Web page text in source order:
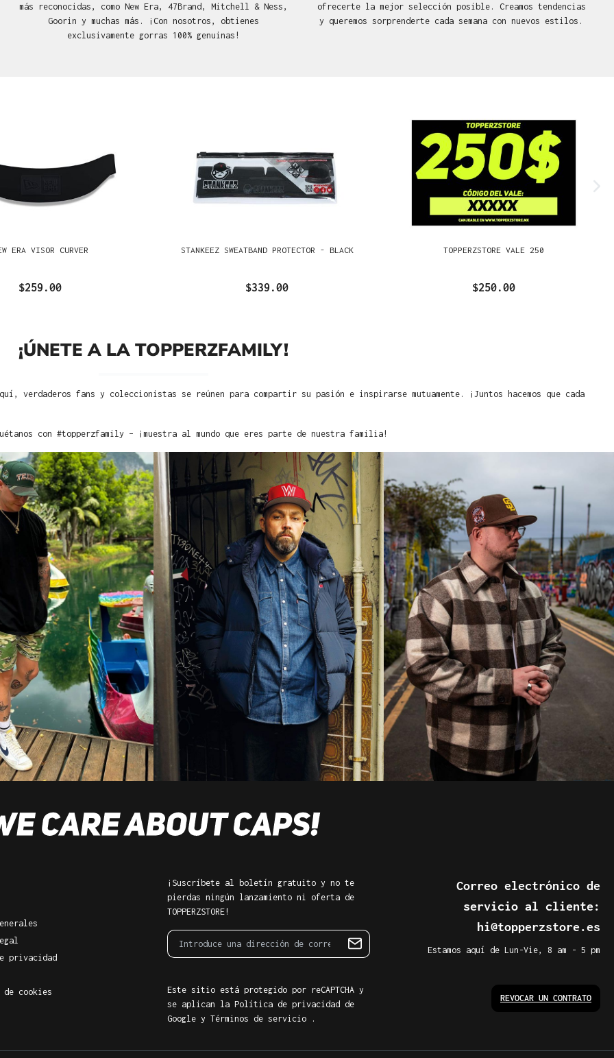
más reconocidas, como New Era, 47Brand, Mitchell & Ness,
Goorin y muchas más. ¡Con nosotros, obtienes
exclusivamente gorras 100% genuinas!
ofrecerte la mejor selección posible. Creamos tendencias
y queremos sorprenderte cada semana con nuevos estilos.
ERA VISOR CURVER
$259.00
STANKEEZ SWEATBAND PROTECTOR - BLACK
$339.00
TOPPERZSTORE VALE 250
$250.00
¡ÚNETE A LA TOPPERZFAMILY!
verdaderos fans y coleccionistas se reúnen para compartir su pasión e inspirarse mutuamente. ¡Juntos hacemos que cada
con #topperzfamily – ¡muestra al mundo que eres parte de nuestra familia!
privacidad
de cookies
¡Suscríbete al boletín gratuito y no te
pierdas ningún lanzamiento ni oferta de
TOPPERZSTORE!
Este sitio está protegido por reCAPTCHA y
se aplican la Política de privacidad de
Google y Términos de servicio .
Correo electrónico de
servicio al cliente:
hi@topperzstore.es
Estamos aquí de Lun-Vie, 8 am - 5 pm
REVOCAR UN CONTRATO